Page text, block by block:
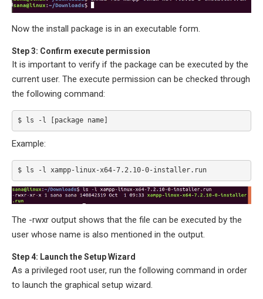
Now the install package is in an executable form.
Step 3: Confirm execute permission
It is important to verify if the package can be executed by the
current user. The execute permission can be checked through
the following command:
$ ls -l [package name]
Example:
$ ls -l xampp-linux-x64-7.2.10-0-installer.run
The -rwxr output shows that the file can be executed by the
user whose name is also mentioned in the output.
Step 4: Launch the Setup Wizard
As a privileged root user, run the following command in order
to launch the graphical setup wizard.